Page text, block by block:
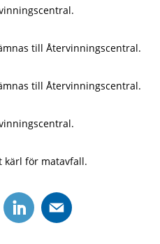
till Återvinningscentral.
till Återvinningscentral.
kärl för matavfall.